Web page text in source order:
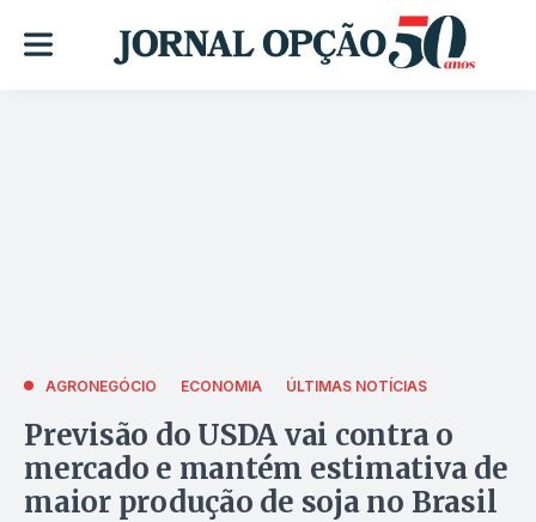
AGRONEGÓCIO ECONOMIA ÚLTIMAS NOTÍCIAS
Previsão do USDA vai contra o
mercado e mantém estimativa de
maior produção de soja no Brasil